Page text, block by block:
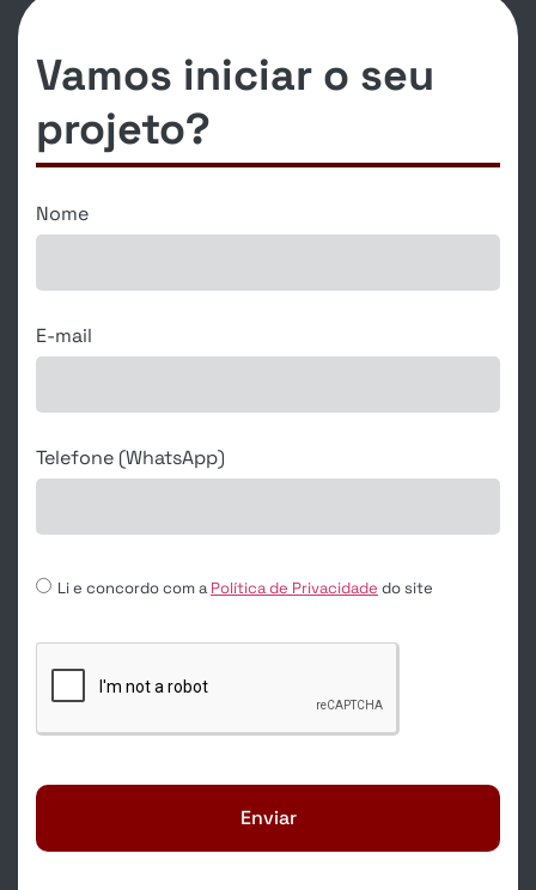
Vamos iniciar o seu
projeto?
Nome
E-mail
Telefone (WhatsApp)
Li e concordo com aPolítica de Privacidade do site
Enviar